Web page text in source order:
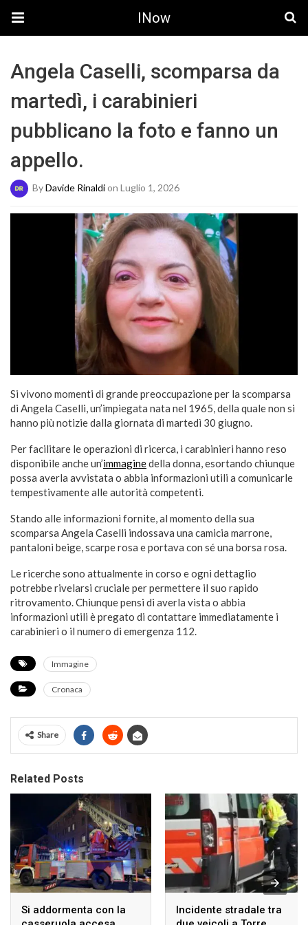
INow
Angela Caselli, scomparsa da
martedì, i carabinieri
pubblicano la foto e fanno un
appello.
ByDavide Rinaldion Luglio 1, 2026
Si vivono momenti di grande preoccupazione per la scomparsa
di Angela Caselli, un’impiegata nata nel 1965, della quale non si
hanno più notizie dalla giornata di martedì 30 giugno.
Per facilitare le operazioni di ricerca, i carabinieri hanno reso
disponibile anche un’immaginedella donna, esortando chiunque
possa averla avvistata o abbia informazioni utili a comunicarle
tempestivamente alle autorità competenti.
Stando alle informazioni fornite, al momento della sua
scomparsa Angela Caselli indossava una camicia marrone,
pantaloni beige, scarpe rosa e portava con sé una borsa rosa.
Le ricerche sono attualmente in corso e ogni dettaglio
potrebbe rivelarsi cruciale per permettere il suo rapido
ritrovamento. Chiunque pensi di averla vista o abbia
informazioni utili è pregato di contattare immediatamente i
carabinieri o il numero di emergenza 112.
Immagine
Cronaca
Share
Related Posts
Si addormenta con la
Incidente stradale tra